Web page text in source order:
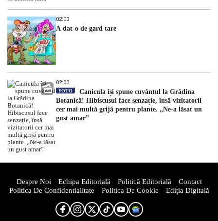
02:00
A dat-o de gard tare
02:00
FOTO
Canicula își spune cuvântul la Grădina
Botanică! Hibiscusul face senzație, însă vizitatorii
cer mai multă grijă pentru plante. „Ne-a lăsat un
gust amar”
Despre Noi Echipa Editorială Politică Editorială
Contact
Politica De Confidentialitate
Politica De Cookie Ediția Digitală